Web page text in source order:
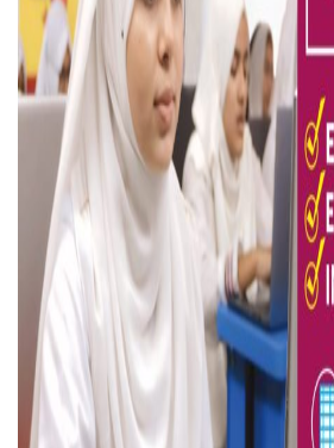
ভারতে ভয়াবহ সড়ক দুর্ঘটনা, নিহত ১৫